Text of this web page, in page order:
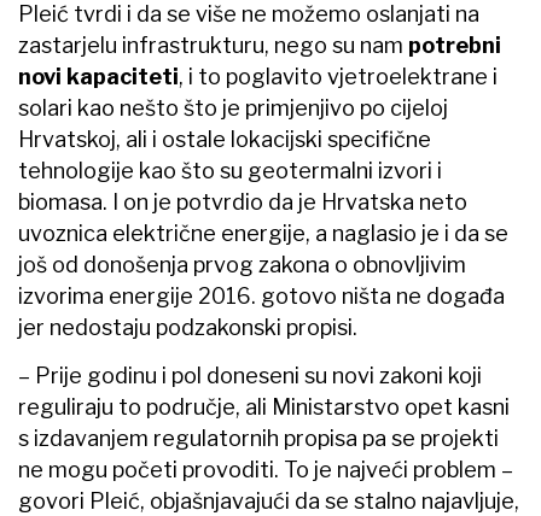
Pleić tvrdi i da se više ne možemo oslanjati na
zastarjelu infrastrukturu, nego su nam potrebni
novi kapaciteti, i to poglavito vjetroelektrane i
solari kao nešto što je primjenjivo po cijeloj
Hrvatskoj, ali i ostale lokacijski specifične
tehnologije kao što su geotermalni izvori i
biomasa. I on je potvrdio da je Hrvatska neto
uvoznica električne energije, a naglasio je i da se
još od donošenja prvog zakona o obnovljivim
izvorima energije 2016. gotovo ništa ne događa
jer nedostaju podzakonski propisi.
– Prije godinu i pol doneseni su novi zakoni koji
reguliraju to područje, ali Ministarstvo opet kasni
s izdavanjem regulatornih propisa pa se projekti
ne mogu početi provoditi. To je najveći problem –
govori Pleić, objašnjavajući da se stalno najavljuje,